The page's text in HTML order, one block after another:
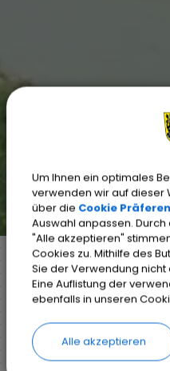
Markt Weisendorf
Vereine und Verbände
Um Ihnen ein optimales
verwenden wir auf dieser
über die Cookie
Auswahl anpassen.
"Alle akzeptieren"
Cookies zu. Mithilfe des
Sie der Verwendung
Eine Auflistung der
ebenfalls in unseren
Alle akzeptieren